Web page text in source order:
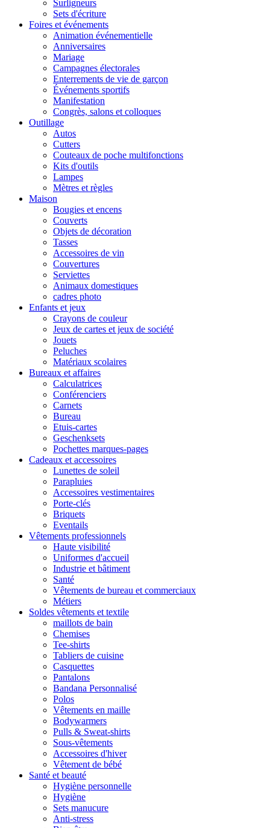
Surligneurs
Sets d'écriture
Foires et événements
Animation événementielle
Anniversaires
Mariage
Campagnes électorales
Enterrements de vie de garçon
Événements sportifs
Manifestation
Congrès, salons et colloques
Outillage
Autos
Cutters
Couteaux de poche multifonctions
Kits d'outils
Lampes
Mètres et règles
Maison
Bougies et encens
Couverts
Objets de décoration
Tasses
Accessoires de vin
Couvertures
Serviettes
Animaux domestiques
cadres photo
Enfants et jeux
Crayons de couleur
Jeux de cartes et jeux de société
Jouets
Peluches
Matériaux scolaires
Bureaux et affaires
Calculatrices
Conférenciers
Carnets
Bureau
Etuis-cartes
Geschenksets
Pochettes marques-pages
Cadeaux et accessoires
Lunettes de soleil
Parapluies
Accessoires vestimentaires
Porte-clés
Briquets
Eventails
Vêtements professionnels
Haute visibilité
Uniformes d'accueil
Industrie et bâtiment
Santé
Vêtements de bureau et commerciaux
Métiers
Soldes vêtements et textile
maillots de bain
Chemises
Tee-shirts
Tabliers de cuisine
Casquettes
Pantalons
Bandana Personnalisé
Polos
Vêtements en maille
Bodywarmers
Pulls & Sweat-shirts
Sous-vêtements
Accessoires d'hiver
Vêtement de bébé
Santé et beauté
Hygiène personnelle
Hygiène
Sets manucure
Anti-stress